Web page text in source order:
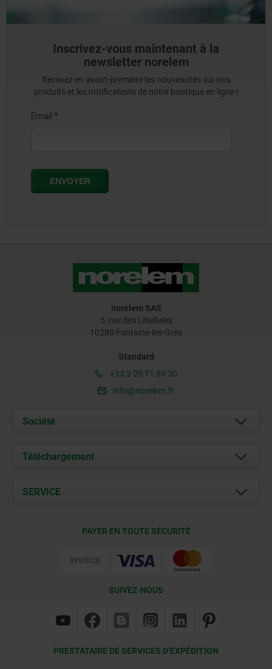
Inscrivez-vous maintenant à la
newsletter norelem
Recevez en avant-première les nouveautés sur nos
produits et les notifications de notre boutique en ligne !
norelem SAS
5, rue des Libellules
10280 Fontaine-les-Grès
Standard
+33 3 25 71 89 30
info@norelem.fr
Société
À propos de nous
Contact
Téléchargement
Documents
SERVICE
PAYER EN TOUTE SÉCURITÉ
SUIVEZ-NOUS
PRESTATAIRE DE SERVICES D’EXPÉDITION